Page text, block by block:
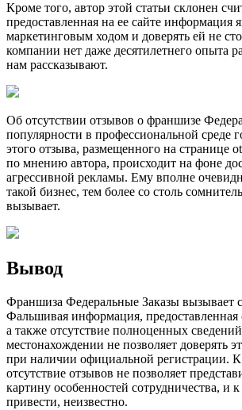
Кроме того, автор этой статьи склонен
предоставленная на ее сайте информация
маркетинговым ходом и доверять ей не
компании нет даже десятилетнего опыта
нам рассказывают.
Об отсутствии отзывов о франшизе
популярности в профессиональной среде
этого отзыва, размещенного на странице
по мнению автора, происходит на фоне
агрессивной рекламы. Ему вполне
такой бизнес, тем более со столь
вызывает.
Вывод
Франшиза Федеральные Заказы вызывает
Фальшивая информация, предоставленная
а также отсутствие полноценных
местонахождении не позволяет доверять
при наличии официальной регистрации.
отсутствие отзывов не позволяет
картину особенностей сотрудничества, и
привести, неизвестно.